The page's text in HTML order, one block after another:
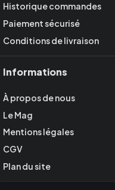
Historique commandes
Paiement sécurisé
Conditions de livraison
Informations
À propos de nous
Le Mag
Mentions légales
CGV
Plan du site